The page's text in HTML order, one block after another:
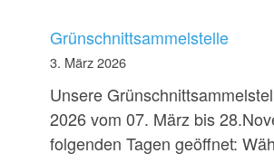
Grünschnittsammelstelle
3. März 2026
Unsere
2026 vom 07. März bis
folgenden Tagen geöffnet: